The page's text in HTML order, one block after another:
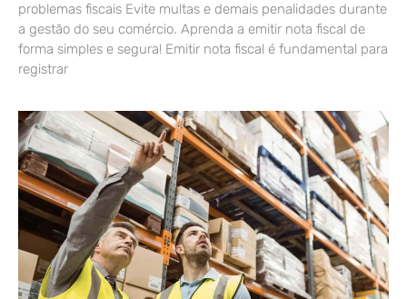
problemas fiscais Evite multas e demais penalidades durante
a gestão do seu comércio. Aprenda a emitir nota fiscal de
forma simples e segura! Emitir nota fiscal é fundamental para
registrar